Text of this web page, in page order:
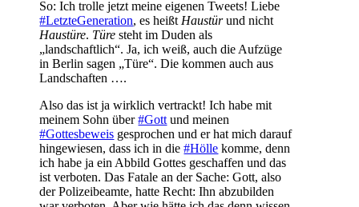
So: Ich trolle jetzt meine eigenen Tweets! Liebe
#LetzteGeneration, es heißt Haustürund nicht
Haustüre. Türe steht im Duden als
„landschaftlich“. Ja, ich weiß, auch die Aufzüge
in Berlin sagen „Türe“. Die kommen auch aus
Landschaften ….
Also das ist ja wirklich vertrackt! Ich habe mit
meinem Sohn über#Gott und meinen
#Gottesbeweis gesprochen und er hat mich darauf
hingewiesen, dass ich in die#Hölle komme, denn
ich habe ja ein Abbild Gottes geschaffen und das
ist verboten. Das Fatale an der Sache: Gott, also
der Polizeibeamte, hatte Recht: Ihn abzubilden